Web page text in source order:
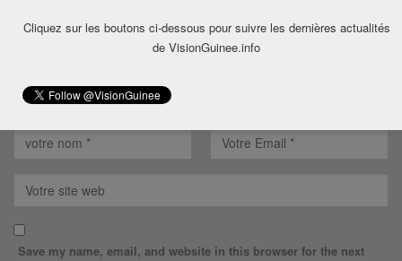
Save my name, email, and website in this browser for the next
Cliquez sur les boutons ci-dessous pour suivre les dernières actualités
de VisionGuinee.info